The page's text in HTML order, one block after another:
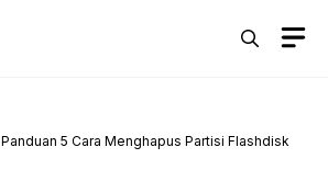
Panduan 5 Cara Menghapus Partisi Flashdisk